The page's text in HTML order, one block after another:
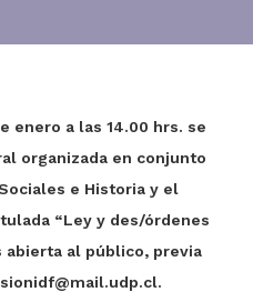
enero a las 14.00 hrs. se
organizada en conjunto
e Historia y el
“Ley y des/órdenes
abierta al público, previa
.